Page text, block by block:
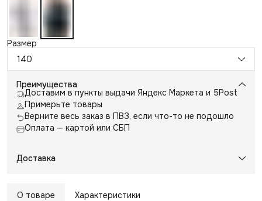
Размер
140
Преимущества
Доставим в пункты выдачи Яндекс Маркета и 5Post
Примерьте товары
Верните весь заказ в ПВЗ, если что-то не подошло
Оплата — картой или СБП
Доставка
О товаре Характеристики